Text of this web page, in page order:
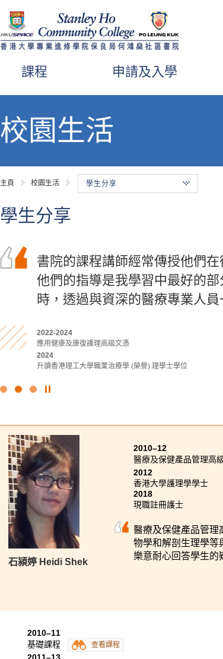
課程 申請及入學
校園生活
主頁 校園生活 學生分享
學生分享
當天公開試失利，驅使我入讀
我遇見耐心的講師、友愛的戰友
中獲得不少新知識，亦使我的
2022-2024
應用社會科學副學士 (心理學)
2024
升讀香港中文大學心理學社會科學學士 (高年級入學)
書院的課程講師經常傳授他們
他們的指導是我學習中最好的
時，透過與資深的醫療專業人
2022-2024
應用健康及康復護理高級文憑
2024
升讀香港理工大學職業治療學 (榮譽) 理學士學位
在書院兩年學習期間，我獲得
識。除了基礎課堂學習外，我們
同的課堂實驗，幫助我裝備成
2023-2025
醫療及保健產品管理高級文憑
2025
升讀香港大學護理學學士
點
幻
燈
片
石潁婷 Heidi Shek
2010–12
醫療及保健產品管理高
2012
香港大學護理學學士
2018
現職註冊護士
醫療及保健產品管理
物學和解剖生理學等
樂意耐心回答學生的
2010–11
基礎課程
查看課程